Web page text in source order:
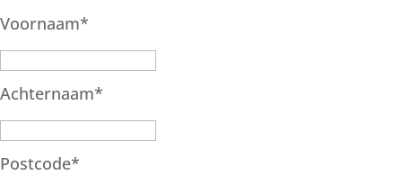
Voornaam*
Achternaam*
Postcode*